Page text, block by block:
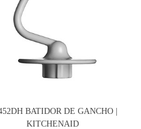
BATIDOR DE GANCHO |
KITCHENAID